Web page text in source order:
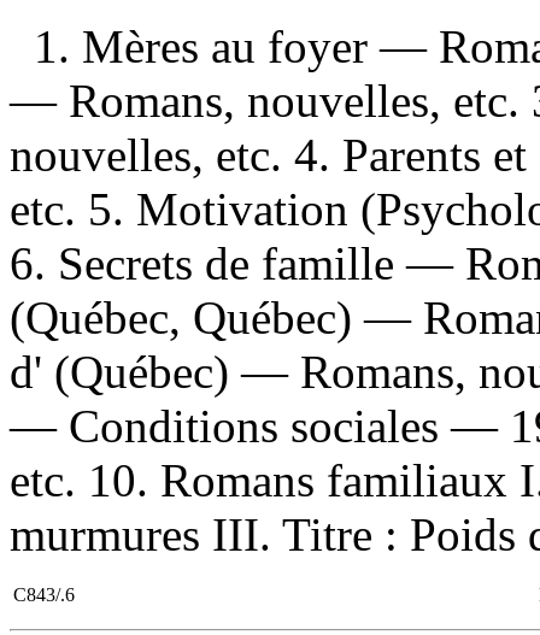
1. Mères au foyer —
— Romans, nouvelles, etc.
nouvelles, etc. 4. Parents
etc. 5. Motivation
6. Secrets de famille —
(Québec, Québec) —
d' (Québec) — Romans,
— Conditions sociales —
etc. 10. Romans familiaux
murmures III. Titre : Poids
C843/.6